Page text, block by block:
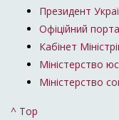
Президент
Офіційний
Кабінет
Міністерство
Міністерство
^ Top